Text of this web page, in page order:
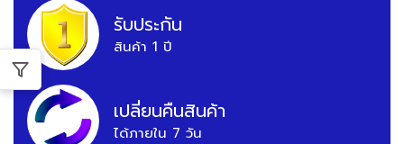
รับประกัน
สินค้า 1 ปี
เปลี่ยนคืนสินค้า
ได้ภายใน 7 วัน